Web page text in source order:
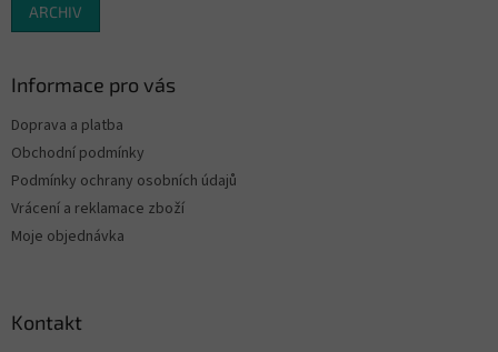
ARCHIV
Informace pro vás
Doprava a platba
Obchodní podmínky
Podmínky ochrany osobních údajů
Vrácení a reklamace zboží
Moje objednávka
Kontakt